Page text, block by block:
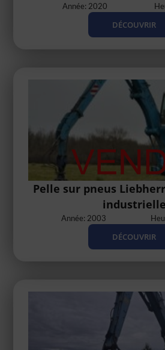
Année: 2020
DÉCOUVRIR
Pelle sur pneus
industrielle
Année: 2003
DÉCOUVRIR